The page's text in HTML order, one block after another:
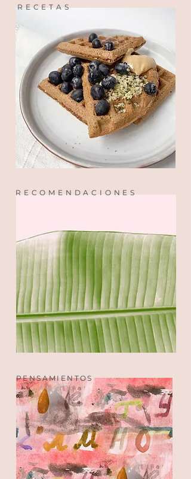
RECETAS
RECOMENDACIONES
PENSAMIENTOS